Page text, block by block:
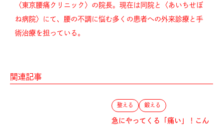
〈東京腰痛クリニック〉の院長。現在は同院と〈あいちせぼ
ね病院〉にて、腰の不調に悩む多くの患者への外来診療と手
術治療を担っている。
関連記事
整える 鍛える
急にやってくる「痛い」！こん